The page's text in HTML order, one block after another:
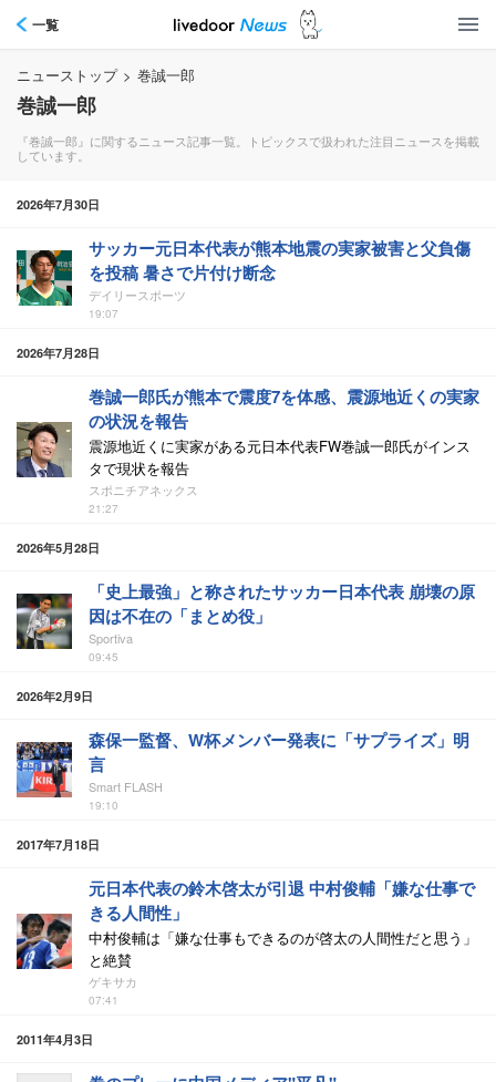
一覧
ニューストップ > 巻誠一郎
巻誠一郎
『巻誠一郎』に関するニュース記事一覧。トピックスで扱われた注目ニュースを掲載
しています。
2026年7月30日
サッカー元日本代表が熊本地震の実家被害と父負傷
を投稿 暑さで片付け断念
デイリースポーツ
19:07
2026年7月28日
巻誠一郎氏が熊本で震度7を体感、震源地近くの実家
の状況を報告
震源地近くに実家がある元日本代表FW巻誠一郎氏がインス
タで現状を報告
スポニチアネックス
21:27
2026年5月28日
「史上最強」と称されたサッカー日本代表 崩壊の原
因は不在の「まとめ役」
Sportiva
09:45
2026年2月9日
森保一監督、W杯メンバー発表に「サプライズ」明
言
Smart FLASH
19:10
2017年7月18日
元日本代表の鈴木啓太が引退 中村俊輔「嫌な仕事で
きる人間性」
中村俊輔は「嫌な仕事もできるのが啓太の人間性だと思う」
と絶賛
ゲキサカ
07:41
2011年4月3日